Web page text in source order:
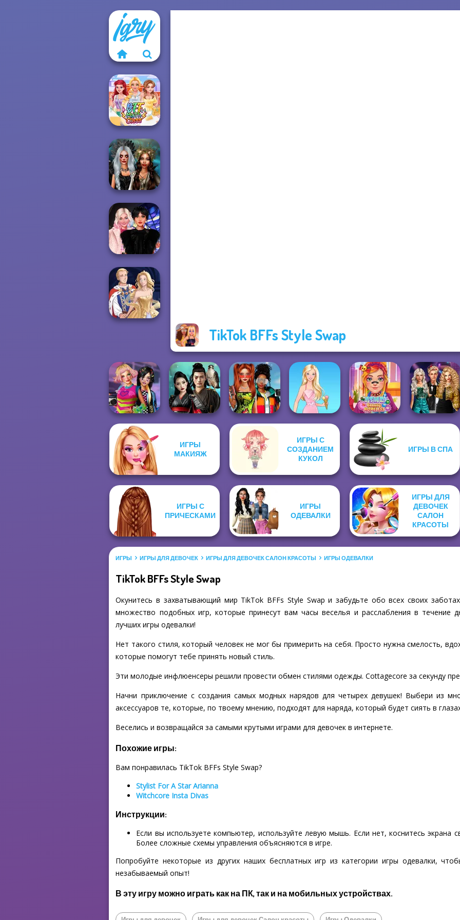
TikTok BFFs Style Swap
BFF Math Class
Enchanted
Realms
Wednesday
Besties Fun Day
Sun Dress
BFFs Weirdcore
Aesthetic
Samurai Spirit
Legacy of Honor
Babs And
Friends Love
Match Pr...
Barbie
ASMR Beauty
Homeless
Ex-Boyfriend
ИГРЫ
МАКИЯЖ
ИГРЫ С
СОЗДАНИЕМ
КУКОЛ
ИГРЫ В СПА
ИГРЫ С
ПРИЧЕСКАМИ
ИГРЫ
ОДЕВАЛКИ
ИГРЫ ДЛЯ
ДЕВОЧЕК
САЛОН
КРАСОТЫ
ИГРЫ ИГРЫ ДЛЯ ДЕВОЧЕК ИГРЫ ДЛЯ ДЕВОЧЕК САЛОН КРАСОТЫ ИГРЫ ОДЕВАЛКИ
TikTok BFFs Style Swap
Окунитесь в захватывающий мир TikTok BFFs Style Swap и забудьте обо всех своих
множество подобных игр, которые принесут вам часы веселья и расслабления в течение
лучших игры одевалки!
Нет такого стиля, который человек не мог бы примерить на себя. Просто нужна смелость,
которые помогут тебе принять новый стиль.
Эти молодые инфлюенсеры решили провести обмен стилями одежды. Cottagecore за секунду
Начни приключение с создания самых модных нарядов для четырех девушек! Выбери из
аксессуаров те, которые, по твоему мнению, подходят для наряда, который будет сиять в
Веселись и возвращайся за самыми крутыми играми для девочек в интернете.
Похожие игры:
Вам понравилась TikTok BFFs Style Swap?
Stylist For A Star Arianna
Witchcore Insta Divas
Инструкции:
Если вы используете компьютер, используйте левую мышь. Если нет, коснитесь экрана
Более сложные схемы управления объясняются в игре.
Попробуйте некоторые из других наших бесплатных игр из категории игры одевалки,
незабываемый опыт!
В эту игру можно играть как на ПК, так и на мобильных устройствах.